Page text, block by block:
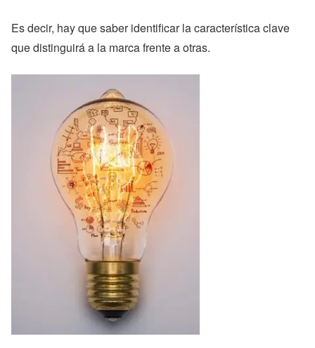
Es decir, hay que saber identificar la característica clave
que distinguirá a la marca frente a otras.